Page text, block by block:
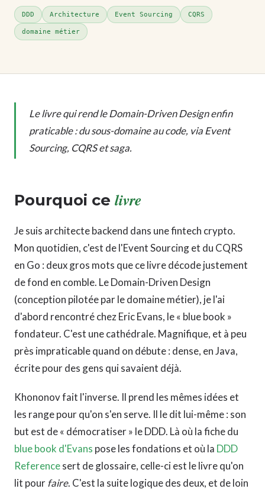
DDD Architecture Event Sourcing CQRS
domaine métier
Le livre qui rend le Domain-Driven Design enfin
praticable : du sous-domaine au code, via Event
Sourcing, CQRS et saga.
Pourquoi ce livre
Je suis architecte backend dans une fintech crypto.
Mon quotidien, c'est de l'Event Sourcing et du CQRS
en Go : deux gros mots que ce livre décode justement
de fond en comble. Le Domain-Driven Design
(conception pilotée par le domaine métier), je l'ai
d'abord rencontré chez Eric Evans, le « blue book »
fondateur. C'est une cathédrale. Magnifique, et à peu
près impraticable quand on débute : dense, en Java,
écrite pour des gens qui savaient déjà.
Khononov fait l'inverse. Il prend les mêmes idées et
les range pour qu'on s'en serve. Il le dit lui-même : son
but est de « démocratiser » le DDD. Là où la fiche du
blue book d'Evans pose les fondations et où la DDD
Referencesert de glossaire, celle-ci est le livre qu'on
lit pour faire. C'est la suite logique des deux, et de loin